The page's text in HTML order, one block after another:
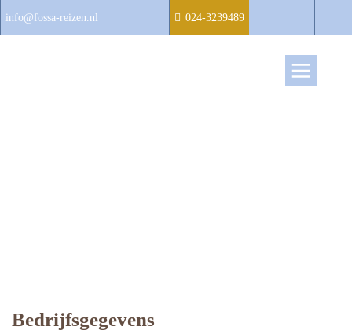
024-3239489
info@fossa-reizen.nl
Bedrijfsgegevens